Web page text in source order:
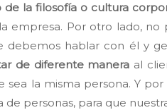
de la filosofía o cultura
empresa. Por otro lado,
debemos hablar con él y
de diferente manera al
sea la misma persona. Y
personas, para que